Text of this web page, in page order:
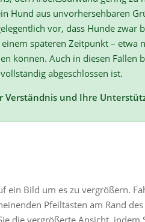
Hund aus unvorhersehbaren
vor, dass Hunde zwar
späteren Zeitpunkt – etwa
können. Auch in diesen Fällen
abgeschlossen ist.
Verständnis und Ihre
ein Bild um es zu vergrößern.
Pfeiltasten am Rand
die vergrößerte Ansicht,